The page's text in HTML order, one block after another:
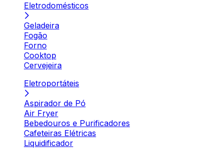
Eletrodomésticos
Geladeira
Fogão
Forno
Cooktop
Cervejeira
Eletroportáteis
Aspirador de Pó
Air Fryer
Bebedouros e Purificadores
Cafeteiras Elétricas
Liquidificador